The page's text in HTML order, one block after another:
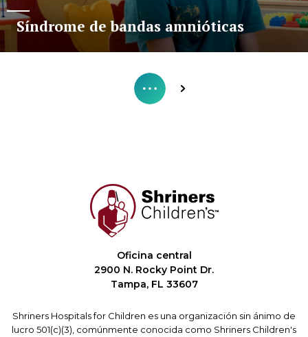
Síndrome de bandas amnióticas
Oficina central
2900 N. Rocky Point Dr.
Tampa, FL 33607
Shriners Hospitals for Children es una organización sin ánimo de
lucro 501(c)(3), comúnmente conocida como Shriners Children's